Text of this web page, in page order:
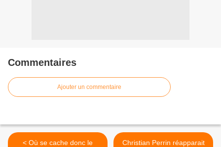
Commentaires
Ajouter un commentaire
< Où se cache donc le
Christian Perrin réapparait